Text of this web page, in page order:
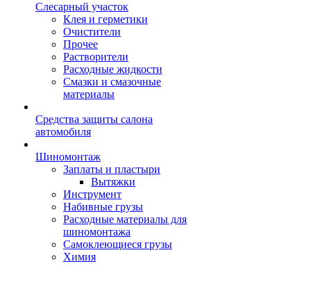
Слесарный участок
Клея и герметики
Очистители
Прочее
Растворители
Расходные жидкости
Смазки и смазочные
материалы
Средства защиты салона
автомобиля
Шиномонтаж
Заплаты и пластыри
Вытяжки
Инструмент
Набивные грузы
Расходные материалы для
шиномонтажа
Самоклеющиеся грузы
Химия